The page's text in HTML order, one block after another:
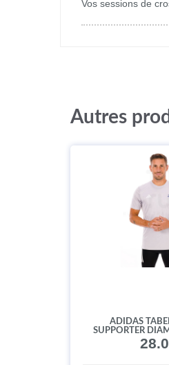
Vos sessions de
Autres
ADIDAS
SUPPORTER